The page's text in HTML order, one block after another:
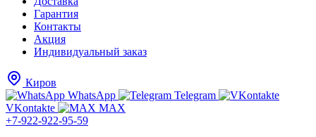
Гарантия
Контакты
Акция
Индивидуальный заказ
Киров
WhatsApp
Telegram
VKontakte
MAX
+7-922-922-95-59